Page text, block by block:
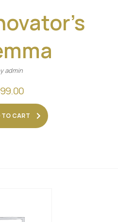
admin
99.00
TO CART